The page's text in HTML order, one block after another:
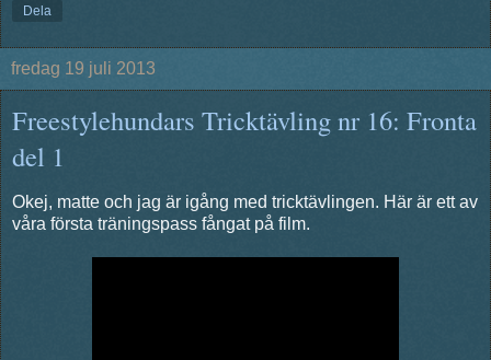
Dela
fredag 19 juli 2013
Freestylehundars Tricktävling nr 16: Fronta
del 1
Okej, matte och jag är igång med tricktävlingen. Här är ett av
våra första träningspass fångat på film.